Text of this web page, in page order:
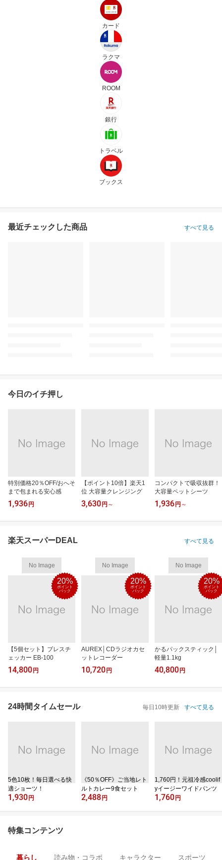
カード
ラクマ
ROOM
銀行
トラベル
ブックス
最近チェックした商品 すべて見る
今日のイチ押し
特別価格20％OFF/おへそ
まで包まれる安心感
1,936 円
【ポイント10倍】楽天1
位 大容量クレンジング
3,630 円 ～
コンパクトで吸収抜群！
大容量ペットシーツ
1,936 円 ～
楽天スーパーDEAL すべて見る
No Image
20%
ポイント
バック
【5個セット】ブレスチ
ェッカー EB-100
14,800 円
No Image
20%
ポイント
バック
AUREX│CDラジオカセ
ットレコーダー
10,720 円
No Image
20%
ポイント
バック
かるパックスティック│
軽量1.1kg
40,800 円
24時間タイムセール 毎日10時更新 すべて見る
5色10枚！毎日選べる快
適ショーツ！
1,930 円
《50％OFF》ご当地レト
ルトカレー9食セット
2,488 円
1,760円！元祖冷感coolif
yイージーワイドパンツ
1,760 円
特集コンテンツ
暮らし 読み物・コラボ キャラクター スポーツ